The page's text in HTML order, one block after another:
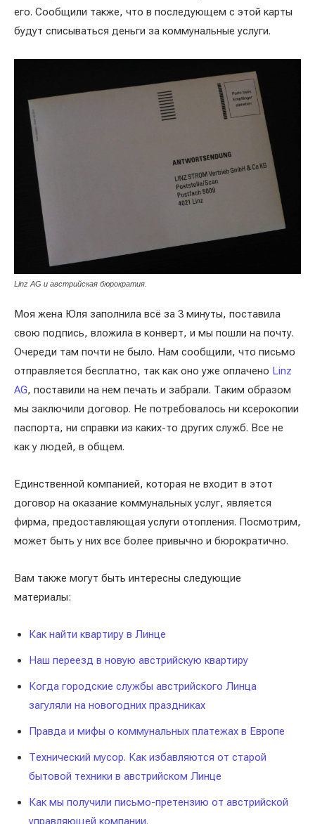
его. Сообщили также, что в последующем с этой карты
будут списываться деньги за коммунальные услуги.
Linz AG и австрийская бюрократия.
Моя жена Юля заполнила всё за 3 минуты, поставила
свою подпись, вложила в конверт, и мы пошли на почту.
Очереди там почти не было. Нам сообщили, что письмо
отправляется бесплатно, так как оно уже оплачено Linz
AG, поставили на нем печать и забрали. Таким образом
мы заключили договор. Не потребовалось ни ксерокопии
паспорта, ни справки из каких-то других служб. Все не
как у людей, в общем.
Единственной компанией, которая не входит в этот
договор на оказание коммунальных услуг, является
фирма, предоставляющая услуги отопления. Посмотрим,
может быть у них все более привычно и бюрократично.
Вам также могут быть интересны следующие
материалы:
Как найти квартиру в Линце
Наш переезд в новую австрийскую квартиру
Когда городские службы австрийского Линца
загуляли на новогодних праздниках
Правда и мифы о коммунальных платежах в Европе
Технический мусор. Как избавляются от старой
бытовой техники в австрийском Линце
Как мы получили письмо-претензию от австрийской
управляющей компании.